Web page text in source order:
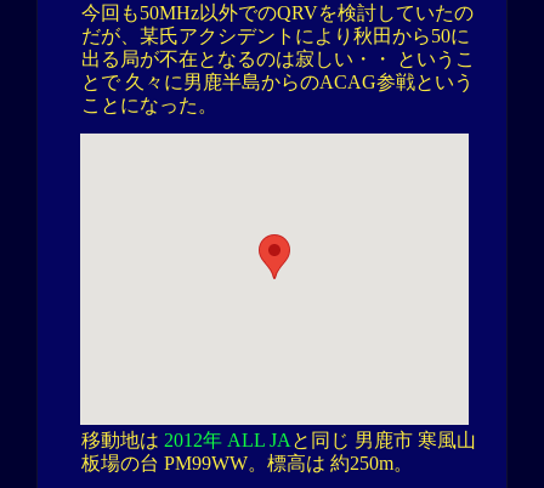
今回も50MHz以外でのQRVを検討していたの
だが、某氏アクシデントにより秋田から50に
出る局が不在となるのは寂しい・・ というこ
とで 久々に男鹿半島からのACAG参戦という
ことになった。
移動地は 2012年 ALL JA と同じ 男鹿市 寒風山
板場の台 PM99WW。標高は 約250m。